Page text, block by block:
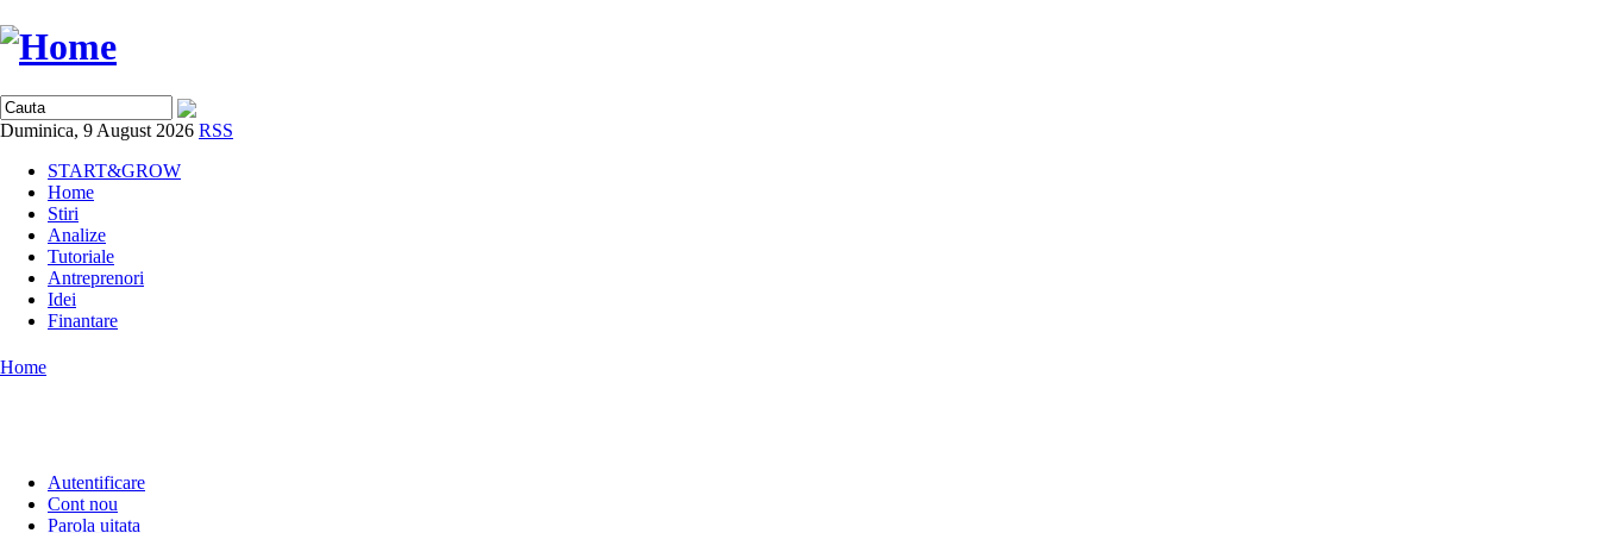
Duminica, 9 August 2026 RSS
START&GROW
Home
Stiri
Analize
Tutoriale
Antreprenori
Idei
Finantare
Home
Autentificare
Cont nou
Parola uitata